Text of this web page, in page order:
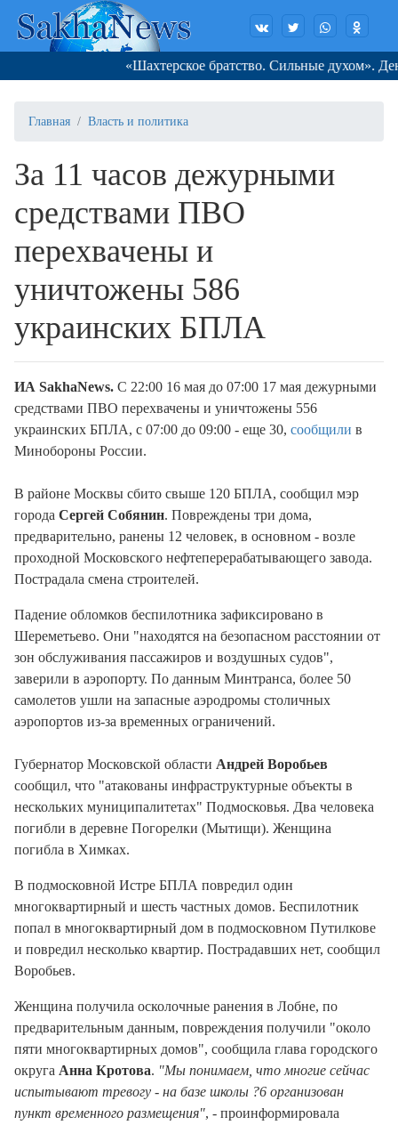
«Шахтерское братство. Сильные духом». День
Главная Власть и политика
За 11 часов дежурными
средствами ПВО
перехвачены и
уничтожены 586
украинских БПЛА
ИА SakhaNews. С 22:00 16 мая до 07:00 17 мая дежурными
средствами ПВО перехвачены и уничтожены 556
украинских БПЛА, с 07:00 до 09:00 - еще 30, сообщили в
Минобороны России.
В районе Москвы сбито свыше 120 БПЛА, сообщил мэр
города Сергей Собянин. Повреждены три дома,
предварительно, ранены 12 человек, в основном - возле
проходной Московского нефтеперерабатывающего завода.
Пострадала смена строителей.
Падение обломков беспилотника зафиксировано в
Шереметьево. Они "находятся на безопасном расстоянии от
зон обслуживания пассажиров и воздушных судов",
заверили в аэропорту. По данным Минтранса, более 50
самолетов ушли на запасные аэродромы столичных
аэропортов из-за временных ограничений.
Губернатор Московской области Андрей Воробьев
сообщил, что "атакованы инфраструктурные объекты в
нескольких муниципалитетах" Подмосковья. Два человека
погибли в деревне Погорелки (Мытищи). Женщина
погибла в Химках.
В подмосковной Истре БПЛА повредил один
многоквартирный и шесть частных домов. Беспилотник
попал в многоквартирный дом в подмосковном Путилкове
и повредил несколько квартир. Пострадавших нет, сообщил
Воробьев.
Женщина получила осколочные ранения в Лобне, по
предварительным данным, повреждения получили "около
пяти многоквартирных домов", сообщила глава городского
округа Анна Кротова. "Мы понимаем, что многие сейчас
испытывают тревогу - на базе школы ?6 организован
пункт временного размещения", - проинформировала